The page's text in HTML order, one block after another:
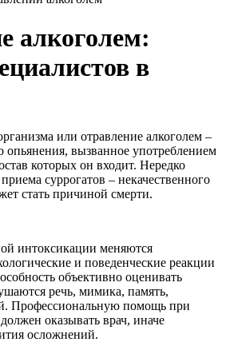
алкоголем:
в
или отравление алкоголем –
опьянения, вызванное употреблением
которых он входит. Нередко
приема суррогатов – некачественного
стать причиной смерти.
интоксикации меняются
и поведенческие реакции
объективно оценивать
речь, мимика, память,
Профессиональную помощь при
оказывать врач, иначе
осложнений.